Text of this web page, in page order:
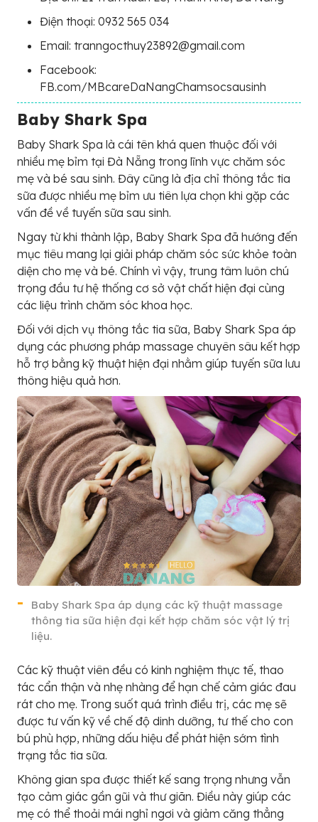
Điện thoại: 0932 565 034
Email: tranngocthuy23892@gmail.com
Facebook:
FB.com/MBcareDaNangChamsocsausinh
Baby Shark Spa
Baby Shark Spa là cái tên khá quen thuộc đối với
nhiều mẹ bỉm tại Đà Nẵng trong lĩnh vực chăm sóc
mẹ và bé sau sinh. Đây cũng là địa chỉ thông tắc tia
sữa được nhiều mẹ bỉm ưu tiên lựa chọn khi gặp các
vấn đề về tuyến sữa sau sinh.
Ngay từ khi thành lập, Baby Shark Spa đã hướng đến
mục tiêu mang lại giải pháp chăm sóc sức khỏe toàn
diện cho mẹ và bé. Chính vì vậy, trung tâm luôn chú
trọng đầu tư hệ thống cơ sở vật chất hiện đại cùng
các liệu trình chăm sóc khoa học.
Đối với dịch vụ thông tắc tia sữa, Baby Shark Spa áp
dụng các phương pháp massage chuyên sâu kết hợp
hỗ trợ bằng kỹ thuật hiện đại nhằm giúp tuyến sữa lưu
thông hiệu quả hơn.
Baby Shark Spa áp dụng các kỹ thuật massage
thông tia sữa hiện đại kết hợp chăm sóc vật lý trị
liệu.
Các kỹ thuật viên đều có kinh nghiệm thực tế, thao
tác cẩn thận và nhẹ nhàng để hạn chế cảm giác đau
rát cho mẹ. Trong suốt quá trình điều trị, các mẹ sẽ
được tư vấn kỹ về chế độ dinh dưỡng, tư thế cho con
bú phù hợp, những dấu hiệu để phát hiện sớm tình
trạng tắc tia sữa.
Không gian spa được thiết kế sang trọng nhưng vẫn
tạo cảm giác gần gũi và thư giãn. Điều này giúp các
mẹ có thể thoải mái nghỉ ngơi và giảm căng thẳng